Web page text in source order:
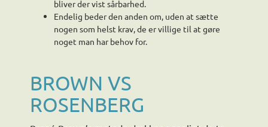
bliver der vist sårbarhed.
Endelig beder den anden om, uden at sætte
nogen som helst krav, de er villige til at gøre
noget man har behov for.
BROWN VS
ROSENBERG